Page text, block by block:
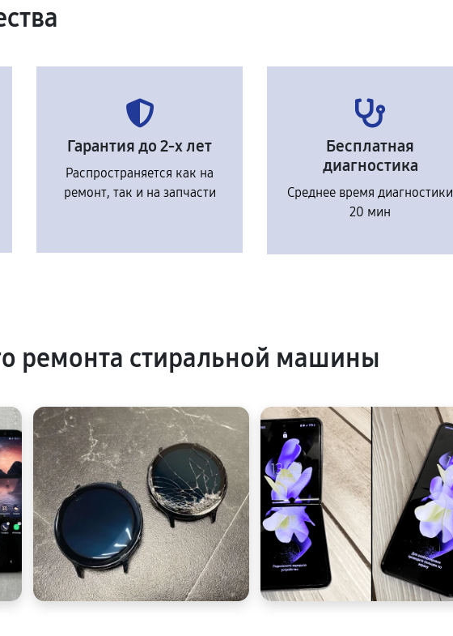
Гарантия до 2-х лет
Распространяется как на
ремонт, так и на запчасти
Бесплатная
диагностика
Среднее время диагностики
20 мин
ремонта стиральной машины